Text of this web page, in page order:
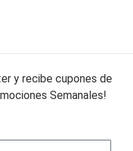
y recibe cupones de
Semanales!